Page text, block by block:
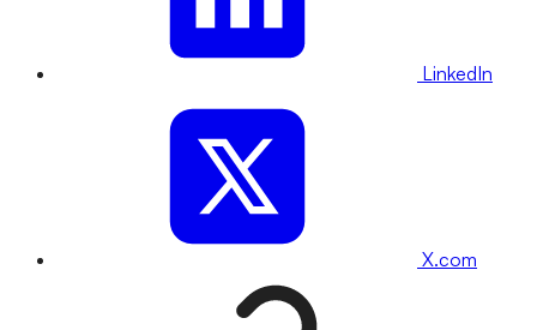
LinkedIn
X.com